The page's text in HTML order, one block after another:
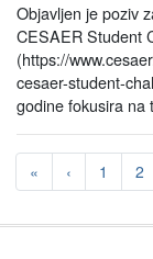
Objavljen je poziv
CESAER Student
(https://
cesaer-student-
godine fokusira na
« ‹ 1 2